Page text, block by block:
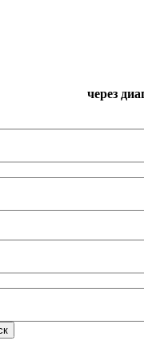
через